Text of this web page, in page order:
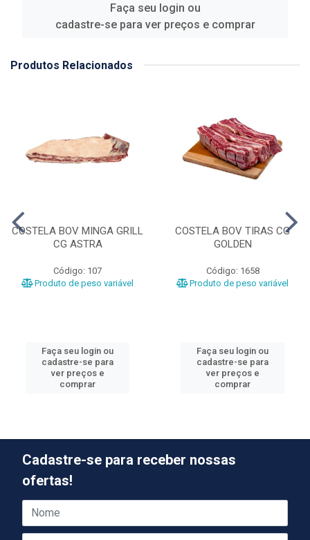
Faça seu login ou
cadastre-se para ver preços e comprar
Produtos Relacionados
COSTELA BOV MINGA GRILL
CG ASTRA
Código: 107
Produto de peso variável
Faça seu login ou
cadastre-se para
ver preços e
comprar
COSTELA BOV TIRAS CG
GOLDEN
Código: 1658
Produto de peso variável
Faça seu login ou
cadastre-se para
ver preços e
comprar
Cadastre-se para receber nossas
ofertas!